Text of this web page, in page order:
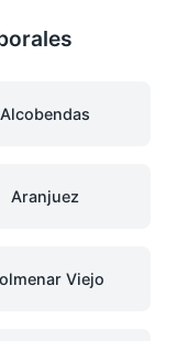
Alcobendas
Aranjuez
Viejo